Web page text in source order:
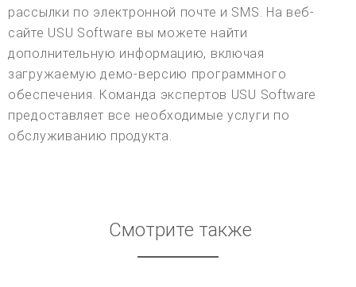
рассылки по электронной почте и SMS. На веб-
сайте USU Software вы можете найти
дополнительную информацию, включая
загружаемую демо-версию программного
обеспечения. Команда экспертов USU Software
предоставляет все необходимые услуги по
обслуживанию продукта.
Смотрите также